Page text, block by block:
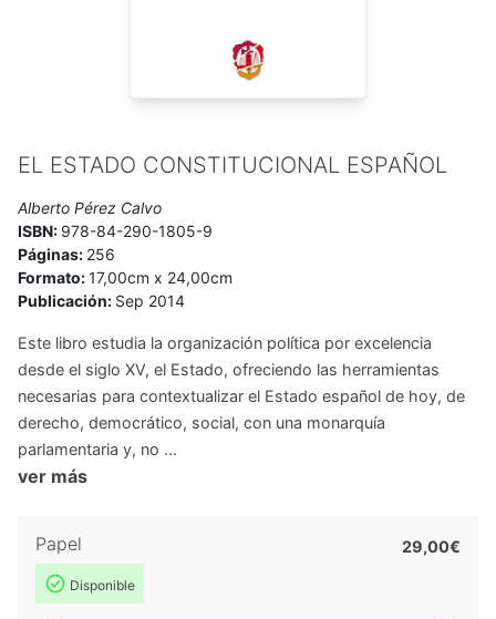
de Expertos de la Carta Europea de las Lenguas minoritarias
y Regionales del Consejo de Europa (2003-2005).
EL ESTADO CONSTITUCIONAL ESPAÑOL
Alberto Pérez Calvo
ISBN: 978-84-290-1805-9
Páginas: 256
Formato:17,00cm x 24,00cm
Publicación: Sep 2014
Este libro estudia la organización política por excelencia
desde el siglo XV, el Estado, ofreciendo las herramientas
necesarias para contextualizar el Estado español de hoy, de
derecho, democrático, social, con una monarquía
parlamentaria y, no ...
ver más
Papel
Disponible
29,00€